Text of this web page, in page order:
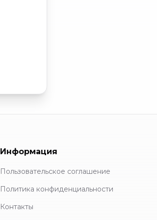
Информация
Пользовательское соглашение
Политика конфиденциальности
Контакты